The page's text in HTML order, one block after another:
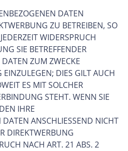
DATEN
ZU BETREIBEN, SO
WIDERSPRUCH
SIE BETREFFENDER
ZUM ZWECKE
EINZULEGEN; DIES GILT AUCH
ES MIT SOLCHER
STEHT. WENN SIE
IHRE
ANSCHLIESSEND NICHT
DIREKTWERBUNG
NACH ART. 21 ABS. 2